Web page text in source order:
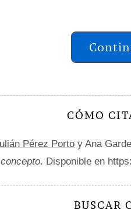
CÓMO
Pérez Porto y Ana
. Disponible en
BUSCAR